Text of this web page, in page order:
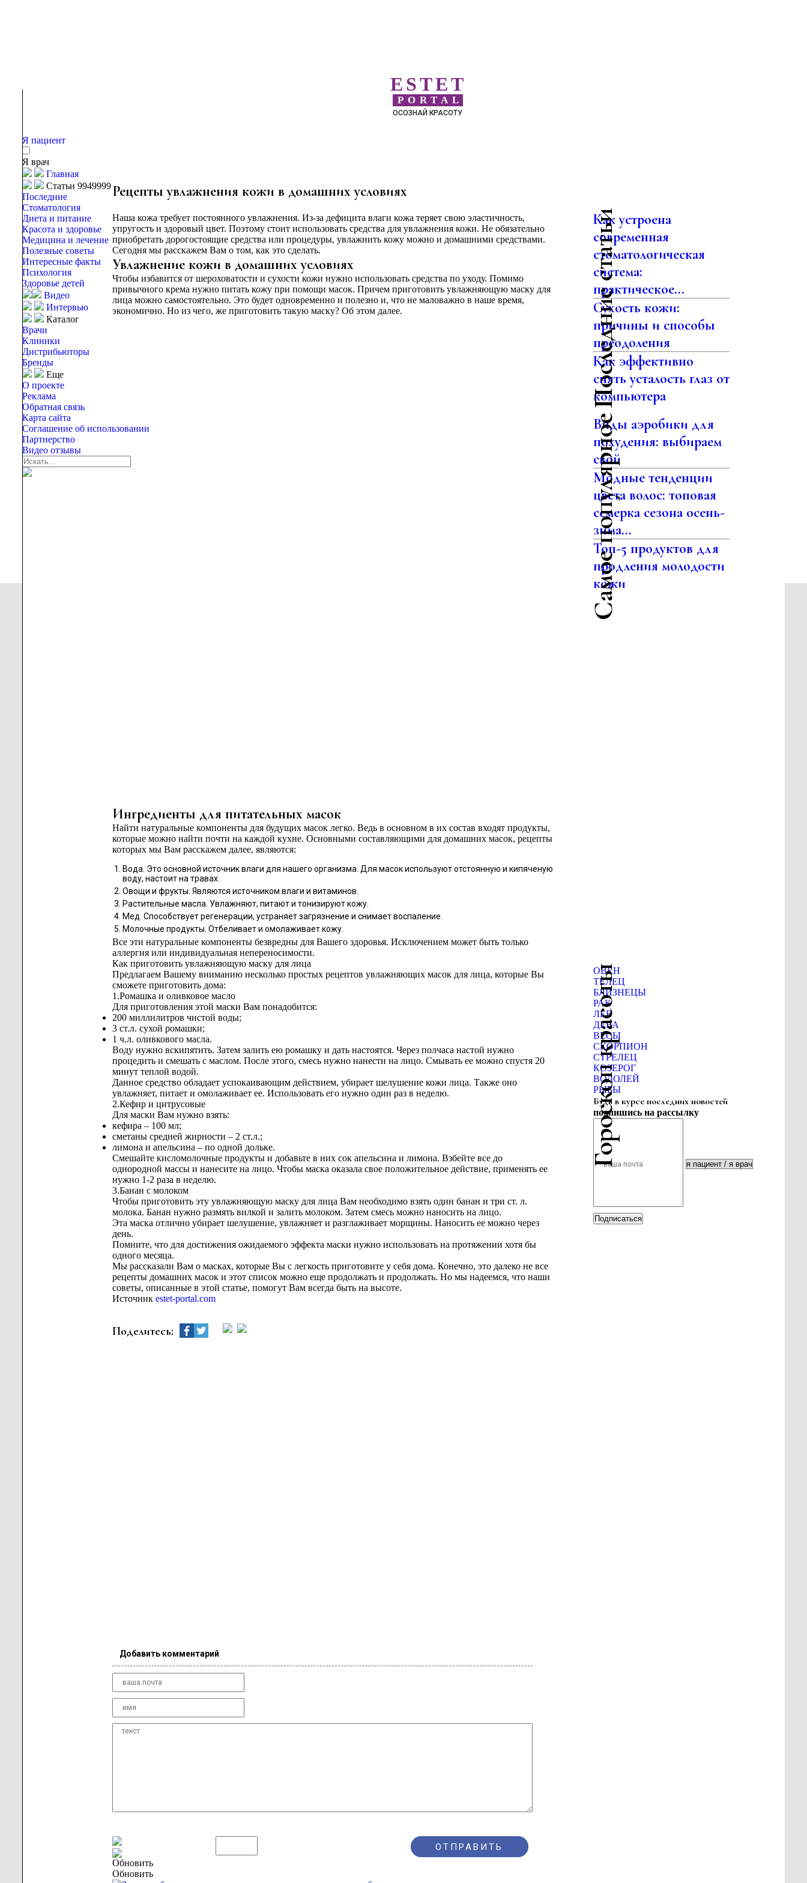
ESTET
PORTAL
ОСОЗНАЙ КРАСОТУ
Я пациент
Я врач
Главная
Статьи 9949999
Последние
Стоматология
Диета и питание
Красота и здоровье
Медицина и лечение
Полезные советы
Интересные факты
Психология
Здоровье детей
Видео
Интервью
Каталог
Врачи
Клиники
Дистрибьюторы
Бренды
Еще
О проекте
Реклама
Обратная связь
Карта сайта
Соглашение об использовании
Партнерство
Видео отзывы
Рецепты увлажнения кожи в домашних условиях
Наша кожа требует постоянного увлажнения. Из-за дефицита влаги кожа теряет свою эластичность,
упругость и здоровый цвет. Поэтому стоит использовать средства для увлажнения кожи. Не обязательно
приобретать дорогостоящие средства или процедуры, увлажнить кожу можно и домашними средствами.
Сегодня мы расскажем Вам о том, как это сделать.
Увлажнение кожи в домашних условиях
Чтобы избавится от шероховатости и сухости кожи нужно использовать средства по уходу. Помимо
привычного крема нужно питать кожу при помощи масок. Причем приготовить увлажняющую маску для
лица можно самостоятельно. Это будет одновременно и полезно и, что не маловажно в наше время,
экономично. Но из чего, же приготовить такую маску? Об этом далее.
Ингредиенты для питательных масок
Найти натуральные компоненты для будущих масок легко. Ведь в основном в их состав входят продукты,
которые можно найти почти на каждой кухне. Основными составляющими для домашних масок, рецепты
которых мы Вам расскажем далее, являются:
Вода. Это основной источник влаги для нашего организма. Для масок используют отстоянную и кипяченую
воду, настоит на травах.
Овощи и фрукты. Являются источником влаги и витаминов.
Растительные масла. Увлажняют, питают и тонизируют кожу.
Мед. Способствует регенерации, устраняет загрязнение и снимает воспаление.
Молочные продукты. Отбеливает и омолаживает кожу.
Все эти натуральные компоненты безвредны для Вашего здоровья. Исключением может быть только
аллергия или индивидуальная непереносимости.
Как приготовить увлажняющую маску для лица
Предлагаем Вашему вниманию несколько простых рецептов увлажняющих масок для лица, которые Вы
сможете приготовить дома:
1.Ромашка и оливковое масло
Для приготовления этой маски Вам понадобится:
200 миллилитров чистой воды;
3 ст.л. сухой ромашки;
1 ч.л. оливкового масла.
Воду нужно вскипятить. Затем залить ею ромашку и дать настоятся. Через полчаса настой нужно
процедить и смешать с маслом. После этого, смесь нужно нанести на лицо. Смывать ее можно спустя 20
минут теплой водой.
Данное средство обладает успокаивающим действием, убирает шелушение кожи лица. Также оно
увлажняет, питает и омолаживает ее. Использовать его нужно один раз в неделю.
2.Кефир и цитрусовые
Для маски Вам нужно взять:
кефира – 100 мл;
сметаны средней жирности – 2 ст.л.;
лимона и апельсина – по одной дольке.
Смешайте кисломолочные продукты и добавьте в них сок апельсина и лимона. Взбейте все до
однородной массы и нанесите на лицо. Чтобы маска оказала свое положительное действие, применять ее
нужно 1-2 раза в неделю.
3.Банан с молоком
Чтобы приготовить эту увлажняющую маску для лица Вам необходимо взять один банан и три ст. л.
молока. Банан нужно размять вилкой и залить молоком. Затем смесь можно наносить на лицо.
Эта маска отлично убирает шелушение, увлажняет и разглаживает морщины. Наносить ее можно через
день.
Помните, что для достижения ожидаемого эффекта маски нужно использовать на протяжении хотя бы
одного месяца.
Мы рассказали Вам о масках, которые Вы с легкость приготовите у себя дома. Конечно, это далеко не все
рецепты домашних масок и этот список можно еще продолжать и продолжать. Но мы надеемся, что наши
советы, описанные в этой статье, помогут Вам всегда быть на высоте.
Источник estet-portal.com
Поделитесь:
Добавить комментарий
Обновить
Последние статьи
Как устроена
современная
стоматологическая
система:
практическое...
Сухость кожи:
причины и способы
преодоления
Как эффективно
снять усталость глаз от
компьютера
Самое популярное
Виды аэробики для
похудения: выбираем
свой
Модные тенденции
цвета волос: топовая
семерка сезона осень-
зима...
Топ-5 продуктов для
продления молодости
кожи
Гороскоп красоты
ОВЕН
ТЕЛЕЦ
БЛИЗНЕЦЫ
РАК
ЛЕВ
ДЕВА
ВЕСЫ
СКОРПИОН
СТРЕЛЕЦ
КОЗЕРОГ
ВОДОЛЕЙ
РЫБЫ
Будь в курсе последних новостей
подпишись на рассылку
Подписаться